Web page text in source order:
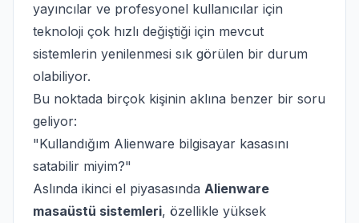
yayıncılar ve profesyonel kullanıcılar için
teknoloji çok hızlı değiştiği için mevcut
sistemlerin yenilenmesi sık görülen bir durum
olabiliyor.
Bu noktada birçok kişinin aklına benzer bir soru
geliyor:
"Kullandığım Alienware bilgisayar kasasını
satabilir miyim?"
Aslında ikinci el piyasasında Alienware
masaüstü sistemleri, özellikle yüksek